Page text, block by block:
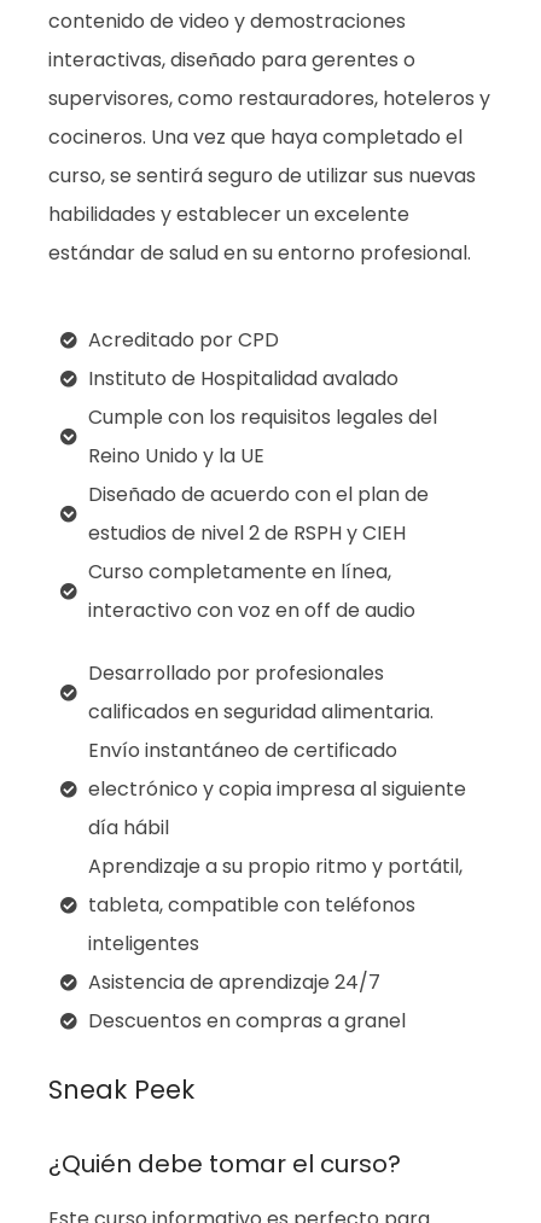
contenido de video y demostraciones
interactivas, diseñado para gerentes o
supervisores, como restauradores, hoteleros y
cocineros. Una vez que haya completado el
curso, se sentirá seguro de utilizar sus nuevas
habilidades y establecer un excelente
estándar de salud en su entorno profesional.
Acreditado por CPD
Instituto de Hospitalidad avalado
Cumple con los requisitos legales del
Reino Unido y la UE
Diseñado de acuerdo con el plan de
estudios de nivel 2 de RSPH y CIEH
Curso completamente en línea,
interactivo con voz en off de audio
Desarrollado por profesionales
calificados en seguridad alimentaria.
Envío instantáneo de certificado
electrónico y copia impresa al siguiente
día hábil
Aprendizaje a su propio ritmo y portátil,
tableta, compatible con teléfonos
inteligentes
Asistencia de aprendizaje 24/7
Descuentos en compras a granel
Sneak Peek
¿Quién debe tomar el curso?